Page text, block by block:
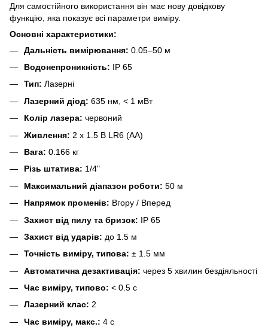
Для самостійного використання він має нову довідкову
функцію, яка показує всі параметри виміру.
Основні характеристики:
Дальність вимірювання: 0.05–50 м
Водонепроникність: IP 65
Тип: Лазерні
Лазерний діод: 635 нм, < 1 мВт
Колір лазера: червоний
Живлення: 2 x 1.5 В LR6 (AA)
Вага: 0.166 кг
Різь штатива: 1/4"
Максимальний діапазон роботи: 50 м
Напрямок променів: Вгору / Вперед
Захист від пилу та бризок: IP 65
Захист від ударів: до 1.5 м
Точність виміру, типова: ± 1.5 мм
Автоматична дезактивація: через 5 хвилин бездіяльності
Час виміру, типово: < 0.5 с
Лазерний клас: 2
Час виміру, макс.: 4 с